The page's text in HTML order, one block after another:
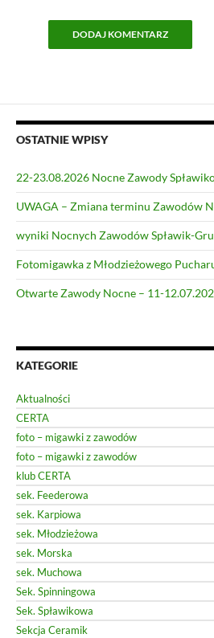
OSTATNIE WPISY
22-23.08.2026 Nocne Zawody
UWAGA – Zmiana terminu Zawodów
wyniki Nocnych Zawodów Spławik-
Fotomigawka z Młodzieżowego
Otwarte Zawody Nocne – 11-
KATEGORIE
Aktualności
CERTA
foto – migawki z zawodów
foto – migawki z zawodów
klub CERTA
sek. Feederowa
sek. Karpiowa
sek. Młodzieżowa
sek. Morska
sek. Muchowa
Sek. Spinningowa
Sek. Spławikowa
Sekcja Ceramik